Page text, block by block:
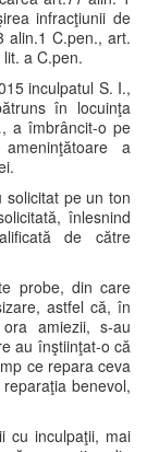
infracţiunii de
alin.1 C.pen., art.
a C.pen.
inculpatul S. I.,
în locuinţa
a îmbrâncit-o pe
a
solicitat pe un ton
înlesnind
de către
probe, din care
astfel că, în
amiezii, s-au
au înştiinţat-o că
ce repara ceva
benevol,
cu inculpaţii, mai